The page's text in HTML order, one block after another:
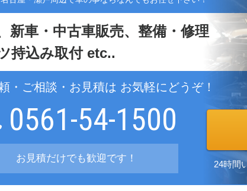
新車・中古車販売、整備・修理
持込み取付 etc..
・ご相談・お見積は お気軽にどうぞ！
0561-54-1500
お見積だけでも歓迎です！
24時間